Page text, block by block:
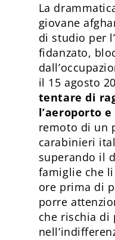
La
giovane
di studio per
fidanzato,
il 15 agosto
tentare di
l’aeroporto
remoto di un
carabinieri
superando il
famiglie che
ore prima di
porre
che rischia di